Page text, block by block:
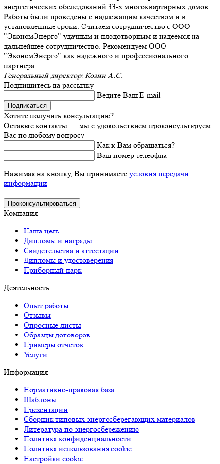
энергетических обследований 33-х многоквартирных домов.
Работы были проведены с надлежащим качеством и в
установленные сроки. Считаем сотрудничество с ООО
"ЭкономЭнерго" удачным и плодотворным и надеемся на
дальнейшее сотрудничество. Рекомендуем ООО
"ЭкономЭнерго" как надежного и профессионального
партнера.
Генеральный директор: Козин А.С.
Подпишитесь на рассылку
Ведите Ваш E-mail
Подписаться
Хотите получить консультацию?
Оставьте контакты — мы с удовольствием проконсультируем
Вас по любому вопросу
Как к Вам обращаться?
Ваш номер телеофна
Нажимая на кнопку, Вы принимаете условия передачи
информации
Компания
Наша цель
Дипломы и награды
Свидетельства и аттестации
Дипломы и удостоверения
Приборный парк
Деятельность
Опыт работы
Отзывы
Опросные листы
Образцы договоров
Примеры отчетов
Услуги
Информация
Нормативно-правовая база
Шаблоны
Презентации
Сборник типовых энергосберегающих материалов
Литература по энергосбережению
Политика конфиденциальности
Политика использования cookie
Настройки cookie